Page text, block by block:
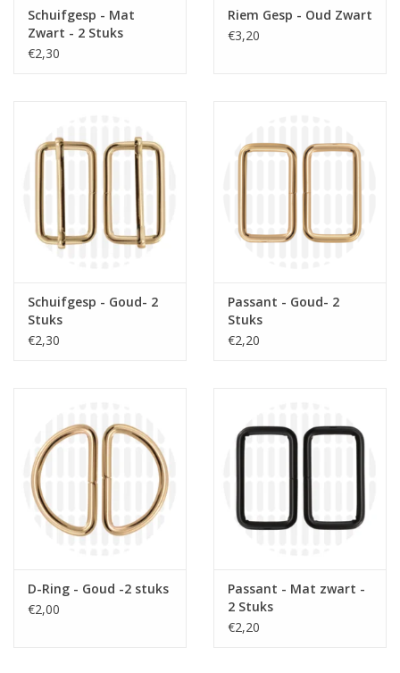
Schuifgesp - Mat
Zwart - 2 Stuks
€2,30
Riem Gesp - Oud Zwart
€3,20
Schuifgesp - Goud- 2
Stuks
€2,30
Passant - Goud- 2
Stuks
€2,20
D-Ring - Goud -2 stuks
€2,00
Passant - Mat zwart -
2 Stuks
€2,20